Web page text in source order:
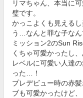
リマちゃん、本当に
璧です。
かっこよくも見える
う…なんと罪な子な
ミッション2のSun
くちゃ可愛かったし
レベルに可愛い人達
った…！
プレデビュー時の赤
ブも可愛かったけど